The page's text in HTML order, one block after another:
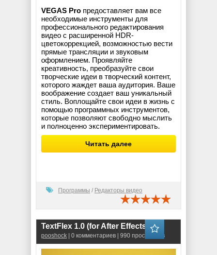
VEGAS Pro предоставляет вам все
необходимые инструменты для
профессионального редактирования
видео с расширенной HDR-
цветокоррекцией, возможностью вести
прямые трансляции и звуковым
оформлением. Проявляйте
креативность, преобразуйте свои
творческие идеи в творческий контент,
которого жаждет ваша аудитория. Ваше
воображение создает ваш уникальный
стиль. Воплощайте свои идеи в жизнь с
помощью программных инструментов,
которые позволяют свободно мыслить
и полноценно экспериментировать.
Читать далее
Программы / Редакторы видео
TextFlex 1.0 (for After Effects)
pooshock | 0 комментариев | 990 просмотров